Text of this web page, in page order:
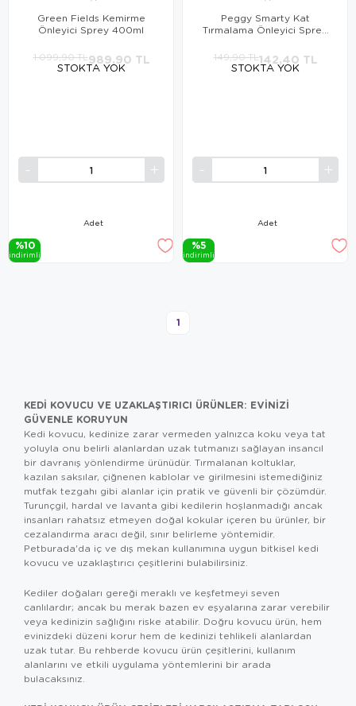
STOKTA YOK
Green Fields Kemirme
Önleyici Sprey 400ml
Adet
989,90 TL
1.099,90 TL
%10
i̇ndi̇ri̇mli̇
STOKTA YOK
Peggy Smarty Kat
Tırmalama Önleyici Sprey
Adet
142,40 TL
149,90 TL
%5
i̇ndi̇ri̇mli̇
1
KEDI KOVUCU VE UZAKLAŞTIRICI ÜRÜNLER: EVINIZI
GÜVENLE KORUYUN
Kedi kovucu, kedinize zarar vermeden yalnızca koku veya tat
yoluyla onu belirli alanlardan uzak tutmanızı sağlayan insancıl
bir davranış yönlendirme ürünüdür. Tırmalanan koltuklar,
kazılan saksılar, çiğnenen kablolar ve girilmesini istemediğiniz
mutfak tezgahı gibi alanlar için pratik ve güvenli bir çözümdür.
Turunçgil, hardal ve lavanta gibi kedilerin hoşlanmadığı ancak
insanları rahatsız etmeyen doğal kokular içeren bu ürünler, bir
cezalandırma aracı değil, sınır belirleme yöntemidir.
Petburada'da iç ve dış mekan kullanımına uygun bitkisel kedi
kovucu ve uzaklaştırıcı çeşitlerini bulabilirsiniz.
Kediler doğaları gereği meraklı ve keşfetmeyi seven
canlılardır; ancak bu merak bazen ev eşyalarına zarar verebilir
veya kedinizin sağlığını riske atabilir. Doğru kovucu ürün, hem
evinizdeki düzeni korur hem de kedinizi tehlikeli alanlardan
uzak tutar. Bu rehberde kovucu ürün çeşitlerini, kullanım
alanlarını ve etkili uygulama yöntemlerini bir arada
bulacaksınız.